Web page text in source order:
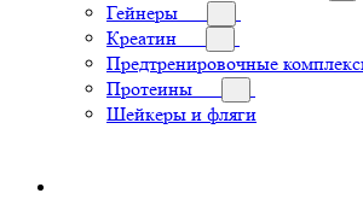
Гейнеры
Креатин
Предтренировочные
Протеины
Шейкеры и фляги